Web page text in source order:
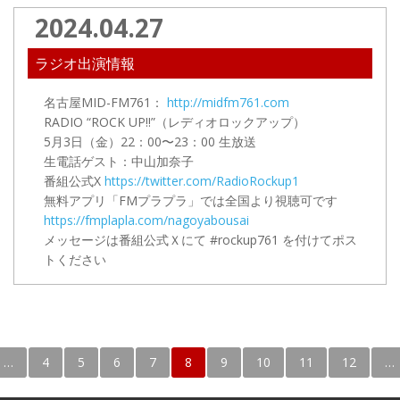
2024.04.27
ラジオ出演情報
名古屋MID-FM761： http://midfm761.com
RADIO “ROCK UP!!”（レディオロックアップ）
5月3日（金）22：00〜23：00 生放送
生電話ゲスト：中山加奈子
番組公式X https://twitter.com/RadioRockup1
無料アプリ「FMプラプラ」では全国より視聴可です
https://fmplapla.com/nagoyabousai
メッセージは番組公式Ｘにて #rockup761 を付けてポス
トください
… 4 5 6 7 8 9 10 11 12 …